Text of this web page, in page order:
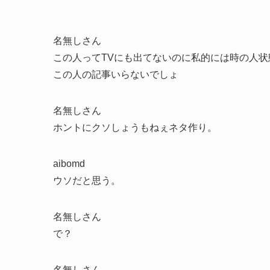
名無しさん
この人ってTVにも出てないのに私的には時の人
この人の記事いらないでしょ
名無しさん
ホントにクソしょうもねぇネタ作り。
aibomd
ウソだと思う。
名無しさん
で？